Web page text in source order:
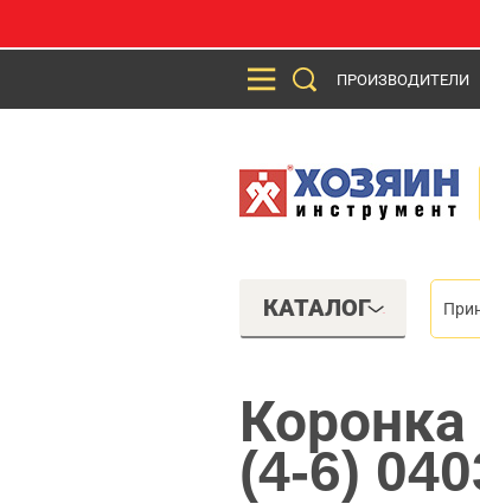
ПРОИЗВОДИТЕЛИ
КАТАЛОГ
(4-6)